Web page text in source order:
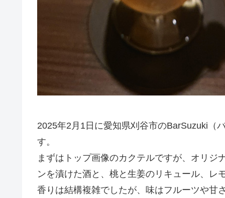
2025年2月1日に愛知県刈谷市のBarSuzuki（
す。
まずはトップ画像のカクテルですが、オリ
ンを漬けた酒と、桃と生姜のリキュール、レ
香りは結構複雑でしたが、味はフルーツや甘